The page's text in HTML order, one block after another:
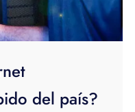
del país?